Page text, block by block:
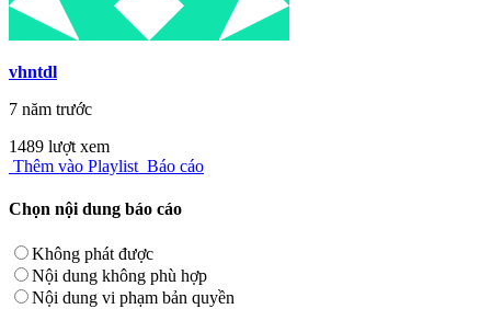
vhntdl
7 năm trước
1489 lượt xem
Thêm vào Playlist Báo cáo
Chọn nội dung báo cáo
Không phát được
Nội dung không phù hợp
Nội dung vi phạm bản quyền